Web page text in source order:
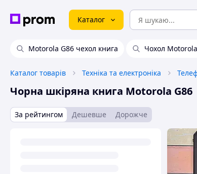
Каталог
Motorola G86 чехол книга Чохол
Каталог товарів Техніка та електроніка
Чорна шкіряна книга Motorola G86
За рейтингом Дешевше Дорожче